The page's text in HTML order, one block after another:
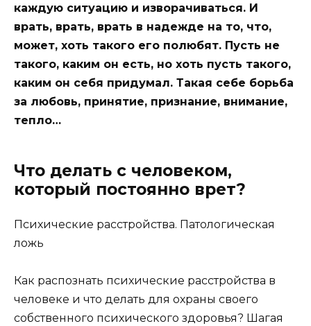
каждую ситуацию и изворачиваться. И
врать, врать, врать в надежде на то, что,
может, хоть такого его полюбят. Пусть не
такого, каким он есть, но хоть пусть такого,
каким он себя придумал. Такая себе борьба
за любовь, принятие, признание, внимание,
тепло…
Что делать с человеком,
который постоянно врет?
Психические расстройства. Патологическая
ложь
Как распознать психические расстройства в
человеке и что делать для охраны своего
собственного психического здоровья? Шагая